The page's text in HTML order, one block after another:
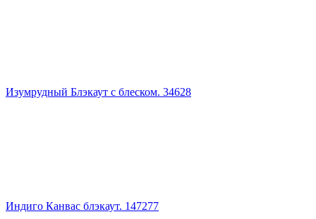
Изумрудный Блэкаут с блеском. 34628
Индиго Канвас блэкаут. 147277